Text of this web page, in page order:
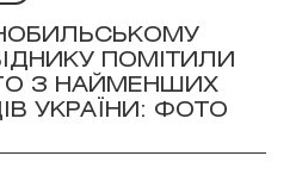
ПОМІТИЛИ
З НАЙМЕНШИХ
УКРАЇНИ: ФОТО